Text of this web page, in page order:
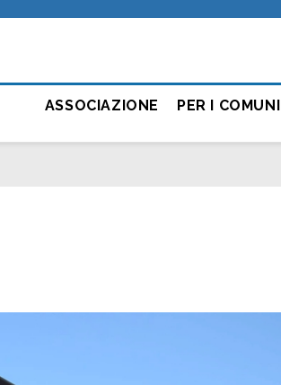
ASSOCIAZIONE PER I COMUNI